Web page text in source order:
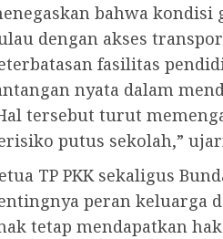
bahwa
dengan akses
fasilitas
nyata dalam
tersebut turut
putus sekolah,”
TP PKK sekaligus
peran keluarga
tetap mendapatkan